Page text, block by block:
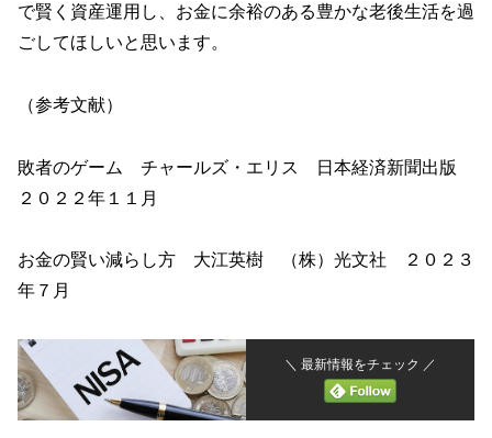
で賢く資産運用し、お金に余裕のある豊かな老後生活を過
ごしてほしいと思います。
（参考文献）
敗者のゲーム チャールズ・エリス 日本経済新聞出版
２０２２年１１月
お金の賢い減らし方 大江英樹 （株）光文社 ２０２３
年７月
＼ 最新情報をチェック ／